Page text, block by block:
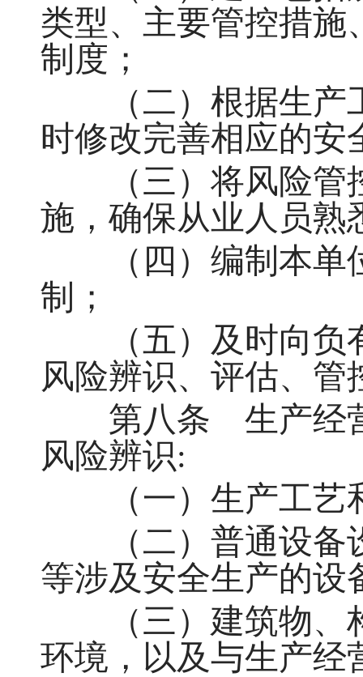
类型、主要管控措施
制度；
（二）根据生产工
时修改完善相应的安
（三）将风险管控
施，确保从业人员熟
（四）编制本单位
制；
（五）及时向负有
风险辨识、评估、管
第八条 生产经营
风险辨识:
（一）生产工艺
（二）普通设备设
等涉及安全生产的设
（三）建筑物、构
环境，以及与生产经